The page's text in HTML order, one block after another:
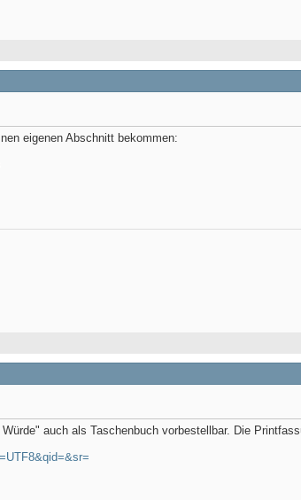
eigenen Abschnitt bekommen:
auch als Taschenbuch vorbestellbar. Die